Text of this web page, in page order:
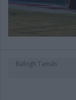
Balogh Tamás